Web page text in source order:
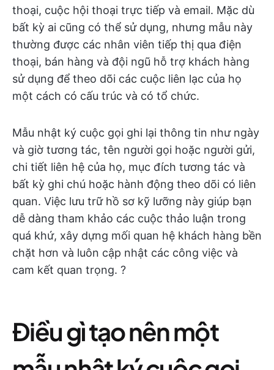
thoại, cuộc hội thoại trực tiếp và email. Mặc dù
bất kỳ ai cũng có thể sử dụng, nhưng mẫu này
thường được các nhân viên tiếp thị qua điện
thoại, bán hàng và đội ngũ hỗ trợ khách hàng
sử dụng để theo dõi các cuộc liên lạc của họ
một cách có cấu trúc và có tổ chức.
Mẫu nhật ký cuộc gọi ghi lại thông tin như ngày
và giờ tương tác, tên người gọi hoặc người gửi,
chi tiết liên hệ của họ, mục đích tương tác và
bất kỳ ghi chú hoặc hành động theo dõi có liên
quan. Việc lưu trữ hồ sơ kỹ lưỡng này giúp bạn
dễ dàng tham khảo các cuộc thảo luận trong
quá khứ, xây dựng mối quan hệ khách hàng bền
chặt hơn và luôn cập nhật các công việc và
cam kết quan trọng. ?
Điều gì tạo nên một